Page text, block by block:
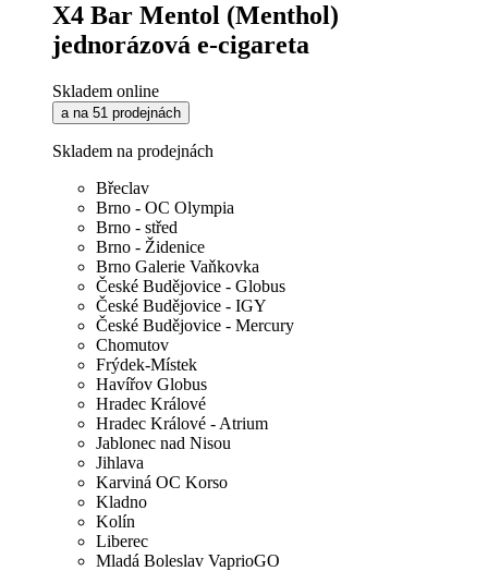
X4 Bar Mentol (Menthol)
jednorázová e-cigareta
Skladem online
a na 51 prodejnách
Skladem na prodejnách
Břeclav
Brno - OC Olympia
Brno - střed
Brno - Židenice
Brno Galerie Vaňkovka
České Budějovice - Globus
České Budějovice - IGY
České Budějovice - Mercury
Chomutov
Frýdek-Místek
Havířov Globus
Hradec Králové
Hradec Králové - Atrium
Jablonec nad Nisou
Jihlava
Karviná OC Korso
Kladno
Kolín
Liberec
Mladá Boleslav VaprioGO